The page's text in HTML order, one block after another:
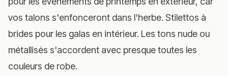
vos talons s'enfonceront dans l'herbe. Stilettos à
brides pour les galas en intérieur. Les tons nude ou
métallisés s'accordent avec presque toutes les
couleurs de robe.